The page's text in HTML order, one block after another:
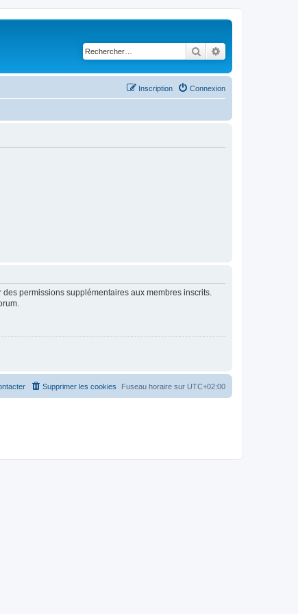
Rechercher
Connexion
Inscription
permissions supplémentaires aux membres inscrits.
Fuseau horaire sur UTC+02:00
Supprimer les cookies